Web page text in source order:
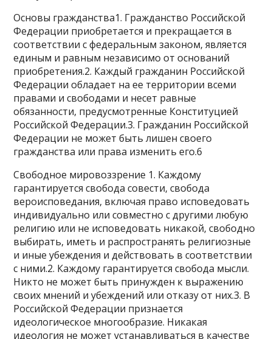
Основы гражданства1. Гражданство Российской
Федерации приобретается и прекращается в
соответствии с федеральным законом, является
единым и равным независимо от оснований
приобретения.2. Каждый гражданин Российской
Федерации обладает на ее территории всеми
правами и свободами и несет равные
обязанности, предусмотренные Конституцией
Российской Федерации.3. Гражданин Российской
Федерации не может быть лишен своего
гражданства или права изменить его.6
Свободное мировоззрение 1. Каждому
гарантируется свобода совести, свобода
вероисповедания, включая право исповедовать
индивидуально или совместно с другими любую
религию или не исповедовать никакой, свободно
выбирать, иметь и распространять религиозные
и иные убеждения и действовать в соответствии
с ними.2. Каждому гарантируется свобода мысли.
Никто не может быть принужден к выражению
своих мнений и убеждений или отказу от них.3. В
Российской Федерации признается
идеологическое многообразие. Никакая
идеология не может устанавливаться в качестве